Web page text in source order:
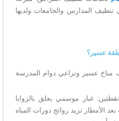
المدارس والجامعات ولديها
عسير؟
مناخ عسير وتراعي دوام المدرسة
غبار موسمي يعلق بالزوايا
الأمطار تزيد روائح دورات المياه